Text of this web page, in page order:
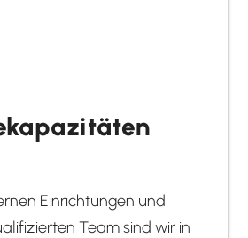
Einrichtungen und
Team sind wir in